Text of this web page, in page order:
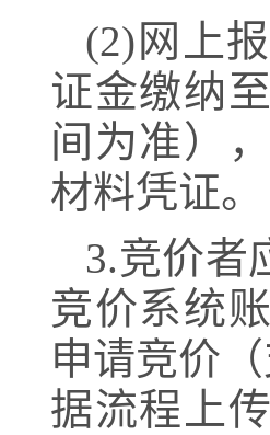
(2)网上
证金缴纳
间为准）
材料凭证。
3.竞价者
竞价系统
申请竞价
据流程上